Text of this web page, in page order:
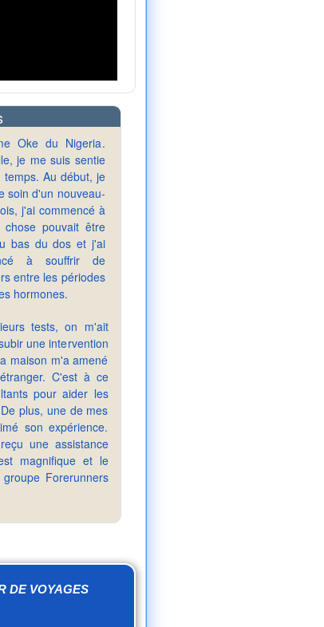
Oke du Nigeria.
je me suis sentie
Au début, je
soin d'un nouveau-
j'ai commencé à
pouvait être
bas du dos et j'ai
à souffrir de
entre les périodes
hormones.
tests, on m'ait
une intervention
maison m'a amené
C'est à ce
pour aider les
plus, une de mes
son expérience.
une assistance
magnifique et le
Forerunners
DE VOYAGES